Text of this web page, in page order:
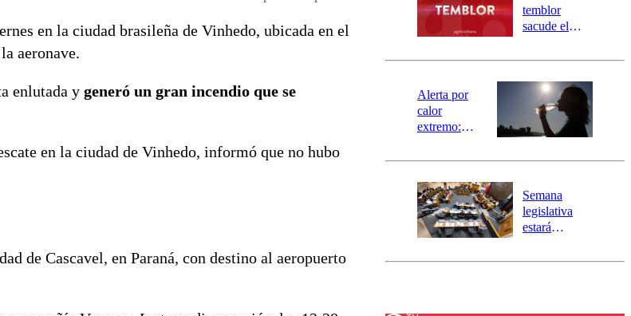
en la ciudad brasileña de Vinhedo, ubicada en el
aeronave.
enlutada y generó un gran incendio que se
en la ciudad de Vinhedo, informó que no hubo
de Cascavel, en Paraná, con destino al aeropuerto
activa
mensajería
SAE
temblor
sacude el
revisa la
epicentro
Alerta por
calor
extremo:
activa Alerta
Preventiva en
tres comunas
Semana
legislativa
estará
el fin de la